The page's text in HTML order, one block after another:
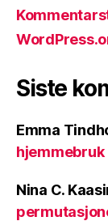
Siste
Emma
hjemmebruk
Nina C.